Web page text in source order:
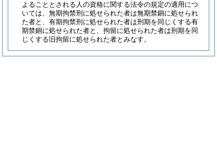
よることとされる人の資格に関する法令の規定の適用につ
いては、無期拘禁刑に処せられた者は無期禁錮に処せられ
た者と、有期拘禁刑に処せられた者は刑期を同じくする有
期禁錮に処せられた者と、拘留に処せられた者は刑期を同
じくする旧拘留に処せられた者とみなす。